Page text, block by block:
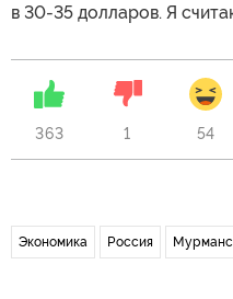
в 30-35 долларов. Я
363 1 54
Экономика Россия